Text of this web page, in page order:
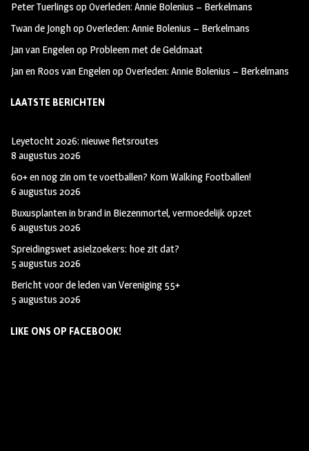
Peter Tuerlings opOverleden: Annie Bolenius – Berkelmans
Twan de JonghopOverleden: Annie Bolenius – Berkelmans
Jan van Engelenop Probleem met de Geldmaat
Jan en Roos van EngelenopOverleden: Annie Bolenius – Berkelmans
LAATSTE BERICHTEN
Leyetocht 2026: nieuwe fietsroutes
8 augustus 2026
60+ en nog zin om te voetballen? Kom Walking Footballen!
6 augustus 2026
Buxusplanten in brand in Biezenmortel, vermoedelijk opzet
6 augustus 2026
Spreidingswet asielzoekers: hoe zit dat?
5 augustus 2026
Bericht voor de leden van Vereniging 55+
5 augustus 2026
LIKE ONS OP FACEBOOK!